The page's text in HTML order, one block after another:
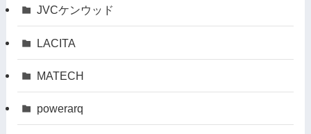
JVCケンウッド
LACITA
MATECH
powerarq